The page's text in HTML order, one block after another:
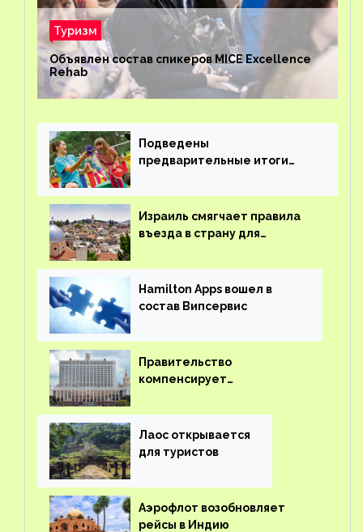
Туризм
Объявлен состав спикеров MICE Excellence
Rehab
Подведены
предварительные итоги
Израиль смягчает правила
въезда в страну для
Hamilton Apps вошел в
состав Випсервис
Правительство
компенсирует
вывоз россиян из-за рубежа
Лаос открывается
для туристов
Аэрофлот возобновляет
рейсы в Индию